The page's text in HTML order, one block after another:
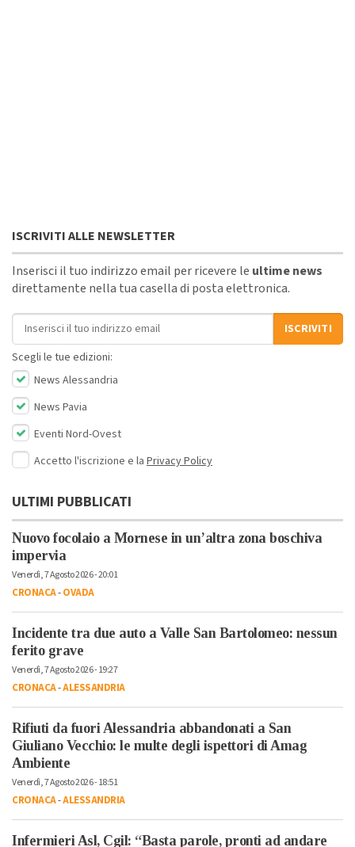
ISCRIVITI ALLE NEWSLETTER
Inserisci il tuo indirizzo email per ricevere le ultime news
direttamente nella tua casella di posta elettronica.
Indirizzo email
ISCRIVITI
Scegli le tue edizioni:
News Alessandria
News Pavia
Eventi Nord-Ovest
Accetto l'iscrizione e la Privacy Policy
ULTIMI PUBBLICATI
Nuovo focolaio a Mornese in un’altra zona boschiva
impervia
Venerdì, 7 Agosto 2026 - 20:01
CRONACA-OVADA
Incidente tra due auto a Valle San Bartolomeo: nessun
ferito grave
Venerdì, 7 Agosto 2026 - 19:27
CRONACA-ALESSANDRIA
Rifiuti da fuori Alessandria abbandonati a San
Giuliano Vecchio: le multe degli ispettori di Amag
Ambiente
Venerdì, 7 Agosto 2026 - 18:51
CRONACA-ALESSANDRIA
Infermieri Asl, Cgil: “Basta parole, pronti ad andare